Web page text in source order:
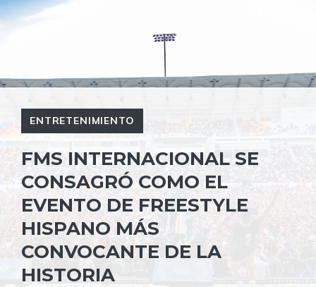
ENTRETENIMIENTO
FMS INTERNACIONAL SE
CONSAGRÓ COMO EL
EVENTO DE FREESTYLE
HISPANO MÁS
CONVOCANTE DE LA
HISTORIA